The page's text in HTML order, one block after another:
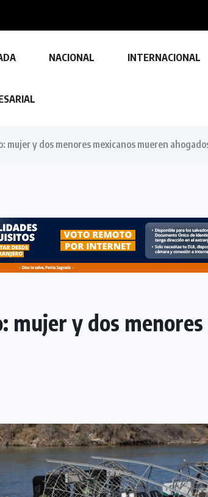
NACIONAL INTERNACIONAL
mujer y dos menores mexicanos mueren
mujer y dos
23 FEBRERO,